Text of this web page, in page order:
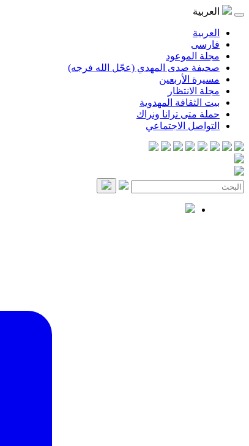
العربية
العربية
فارسی
مجلة الموعود
صحيفة صدى المهدي (عجّل الله فرجه)
مسيرة الأربعين
مجلة الانتظار
بيت الثقافة المهدوية
حملة متى ترانا ونراك
التواصل الاجتماعي